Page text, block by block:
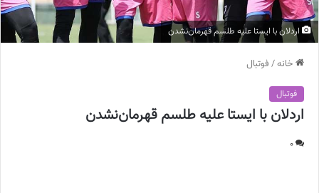
اردلان با ایستا علیه طلسم قهرمان‌نشدن
خانه/ فوتبال
فوتبال
اردلان با ایستا علیه طلسم قهرمان‌نشدن
0